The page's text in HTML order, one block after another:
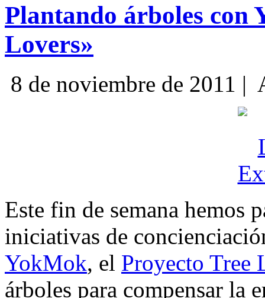
Plantando árboles con
Lovers»
8 de noviembre de 2011 |
Este fin de semana hemos
iniciativas de
YokMok, el Proyecto Tree
árboles para compensar la